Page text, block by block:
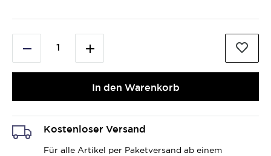
In den Warenkorb
Kostenloser Versand
Für alle Artikel per Paketversand ab einem